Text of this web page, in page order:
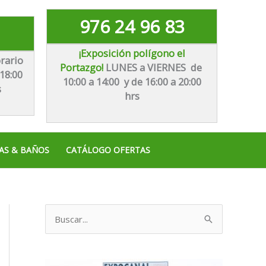
976 24 96 83
¡Exposición polígono el
Portazgo! LUNES a VIERNES de
10:00 a 14:00 y de 16:00 a 20:00
hrs
& BAÑOS CATÁLOGO OFERTAS
u